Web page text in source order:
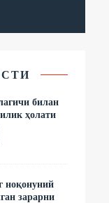
билан
ҳолати
ноқонуний
зарарни